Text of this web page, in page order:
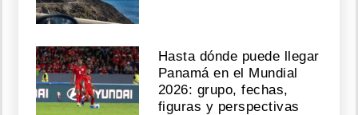
Hasta dónde puede llegar
Panamá en el Mundial
2026: grupo, fechas,
figuras y perspectivas